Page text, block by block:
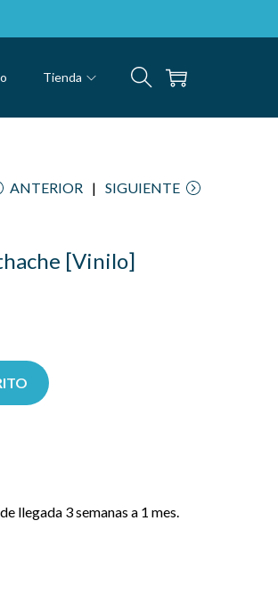
Tienda
ANTERIOR SIGUIENTE
[Vinilo]
llegada 3 semanas a 1 mes.